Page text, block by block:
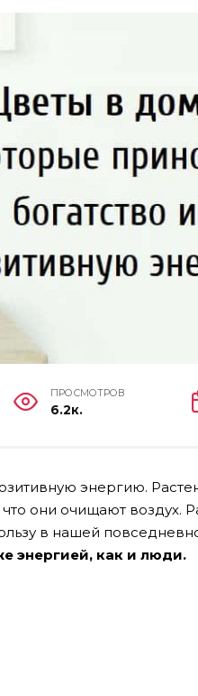
ПРОСМОТРОВ
6.2к.
энергию.
они очищают воздух.
в нашей
энергией, как и люди.